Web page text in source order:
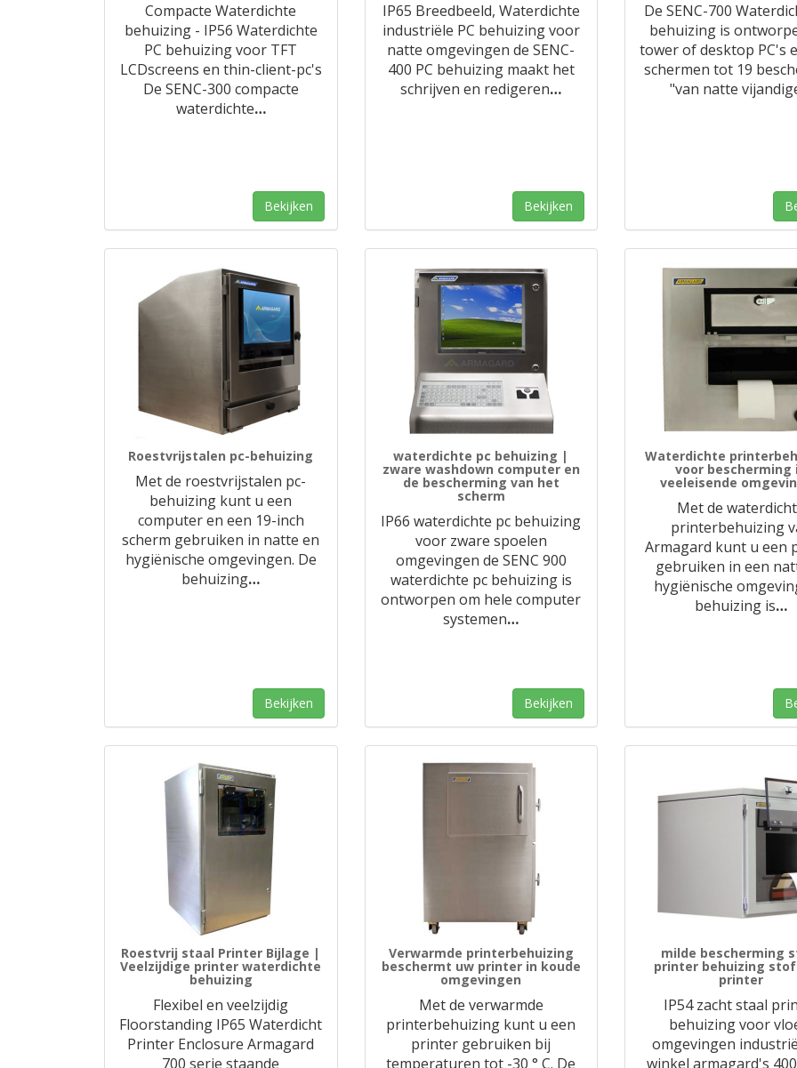
Compacte Waterdichte
behuizing - IP56 Waterdichte
PC behuizing voor TFT
LCDscreens en thin-client-pc's
De SENC-300 compacte
waterdichte…
Bekijken
IP65 Breedbeeld, Waterdichte
industriële PC behuizing voor
natte omgevingen de SENC-
400 PC behuizing maakt het
schrijven en redigeren…
Bekijken
De SENC-700
behuizing is
tower of desktop PC's
schermen tot 19
"van natte
Roestvrijstalen pc-behuizing
Met de roestvrijstalen pc-
behuizing kunt u een
computer en een 19-inch
scherm gebruiken in natte en
hygiënische omgevingen. De
behuizing…
Bekijken
waterdichte pc behuizing |
zware washdown computer en
de bescherming van het
scherm
IP66 waterdichte pc behuizing
voor zware spoelen
omgevingen de SENC 900
waterdichte pc behuizing is
ontworpen om hele computer
systemen…
Bekijken
Waterdichte
voor bescherming
veeleisende
Met de
printerbehuizing
Armagard kunt u een
gebruiken in een
hygiënische
behuizing is…
Roestvrij staal Printer Bijlage |
Veelzijdige printer waterdichte
behuizing
Flexibel en veelzijdig
Floorstanding IP65 Waterdicht
Printer Enclosure Armagard
700 serie staande
Verwarmde printerbehuizing
beschermt uw printer in koude
omgevingen
Met de verwarmde
printerbehuizing kunt u een
printer gebruiken bij
temperaturen tot -30 ° C. De
milde bescherming
printer behuizing
printer
IP54 zacht staal
behuizing voor
omgevingen
winkel armagard's